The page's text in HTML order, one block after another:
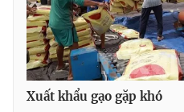
Xuất khẩu gạo gặp khó